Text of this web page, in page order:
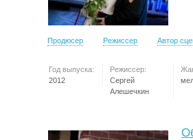
Продюсер Режиссер Автор
Год выпуска:
2012
Режиссер:
Сергей
Алешечкин